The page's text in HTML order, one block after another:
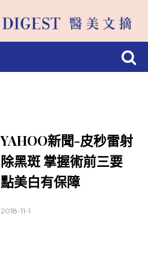
YAHOO新聞-皮秒雷射
除黑斑 掌握術前三要
點美白有保障
2018-11-1